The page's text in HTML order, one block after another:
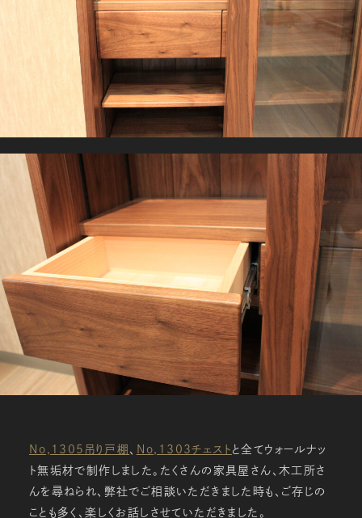
No,1305吊り戸棚 、 No,1303チェスト と全てウォールナッ
ト無垢材で制作しました。たくさんの家具屋さん、木工所さ
んを尋ねられ、弊社でご相談いただきました時も、ご存じの
ことも多く、楽しくお話しさせていただきました。